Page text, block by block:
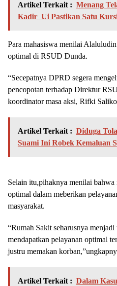
Artikel Terkait : Menang
Kadir Ui Pastikan Satu
Para mahasiswa menilai
optimal di RSUD Dunda.
“Secepatnya DPRD segera
pencopotan terhadap Direktur
koordinator masa aksi, Rifki
Artikel Terkait : Diduga
Suami Ini Robek Kemaluan
Selain itu,pihaknya menilai
optimal dalam meberikan
masyarakat.
“Rumah Sakit seharusnya
mendapatkan pelayanan optimal
justru memakan
Artikel Terkait : Dalam